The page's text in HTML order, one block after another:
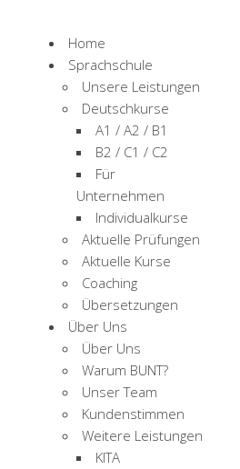
Home
Sprachschule
Unsere Leistungen
Deutschkurse
A1 / A2 / B1
B2 / C1 / C2
Für
Unternehmen
Individualkurse
Aktuelle Prüfungen
Aktuelle Kurse
Coaching
Übersetzungen
Über Uns
Über Uns
Warum BUNT?
Unser Team
Kundenstimmen
Weitere Leistungen
KITA